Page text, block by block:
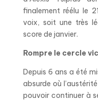
finalement réélu le
voix, soit une très
score de janvier.
Rompre le cercle
Depuis 6 ans a été
absurde où
pouvoir continuer à